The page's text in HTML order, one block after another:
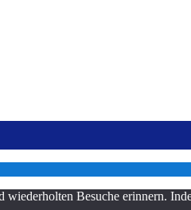
wiederholten Besuche erinnern.